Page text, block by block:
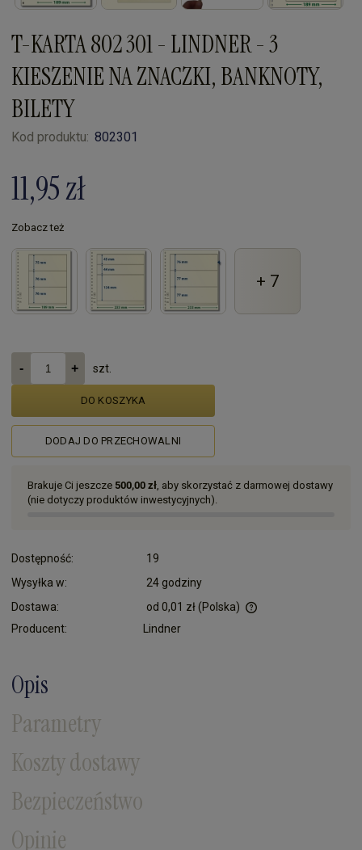
T-KARTA 802 301 - LINDNER - 3
KIESZENIE NA ZNACZKI, BANKNOTY,
BILETY
Kod produktu: 802301
11,95 zł
Zobacz też
+ 7
szt.
DO KOSZYKA
DODAJ DO PRZECHOWALNI
Brakuje Ci jeszcze 500,00 zł, aby skorzystać z darmowej dostawy
(nie dotyczy produktów inwestycyjnych).
Dostępność:
19
Wysyłka w:
24 godziny
Dostawa:
od 0,01 zł(Polska)
Producent: Lindner
Opis
Parametry
Koszty dostawy
Bezpieczeństwo
Opinie